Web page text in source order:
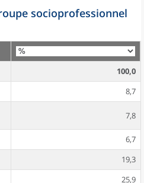
socioprofessionnel
100,0
8,7
7,8
6,7
19,3
25,9